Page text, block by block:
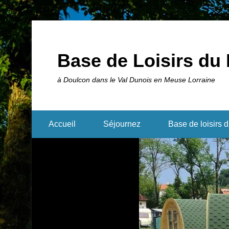
Base de Loisirs du
à Doulcon dans le Val Dunois en Meuse Lorraine
Accueil Séjournez Base de loisirs